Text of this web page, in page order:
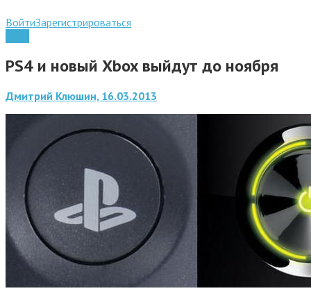
ВойтиЗарегистрироваться
PS4 и новый Xbox выйдут до ноября
Дмитрий Клюшин, 16.03.2013